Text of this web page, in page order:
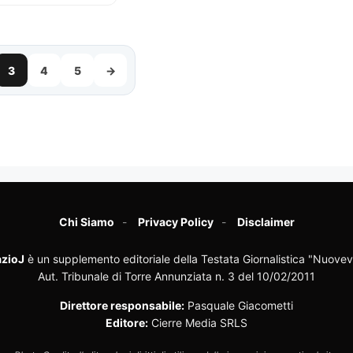
3 4 5 →
Chi Siamo Privacy Policy Disclaimer
è un supplemento editoriale della Testata Giornalistica
Aut. Tribunale di Torre Annunziata n. 3 del 10/02/2011
Direttore responsabile: Pasquale Giacometti
Editore: Cierre Media SRLS